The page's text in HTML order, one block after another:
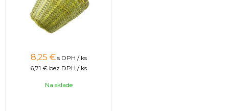
8,25 € s DPH / ks
6,71 € bez DPH / ks
Na sklade